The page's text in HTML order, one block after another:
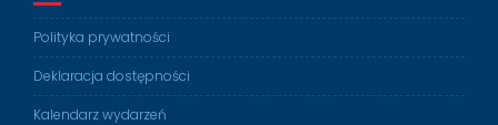
Polityka prywatności
Deklaracja dostępności
Kalendarz wydarzeń